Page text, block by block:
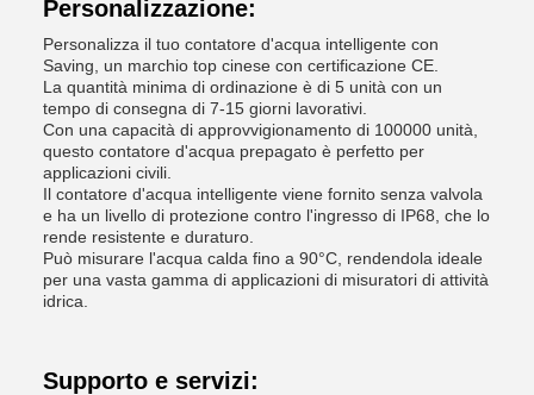
Personalizzazione:
Personalizza il tuo contatore d'acqua intelligente con
Saving, un marchio top cinese con certificazione CE.
La quantità minima di ordinazione è di 5 unità con un
tempo di consegna di 7-15 giorni lavorativi.
Con una capacità di approvvigionamento di 100000 unità,
questo contatore d'acqua prepagato è perfetto per
applicazioni civili.
Il contatore d'acqua intelligente viene fornito senza valvola
e ha un livello di protezione contro l'ingresso di IP68, che lo
rende resistente e duraturo.
Può misurare l'acqua calda fino a 90°C, rendendola ideale
per una vasta gamma di applicazioni di misuratori di attività
idrica.
Supporto e servizi: